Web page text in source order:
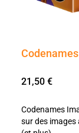
21,50 €
Codenames
sur des